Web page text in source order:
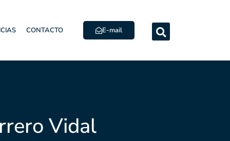
CONTACTO E-mail
Vidal